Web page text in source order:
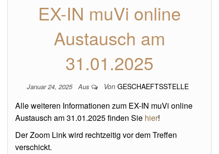
EX-IN muVi online
Austausch am
31.01.2025
Januar 24, 2025 Aus Von GESCHAEFTSSTELLE
Alle weiteren Informationen zum EX-IN muVi online
Austausch am 31.01.2025 finden Sie hier!
Der Zoom Link wird rechtzeitig vor dem Treffen
verschickt.